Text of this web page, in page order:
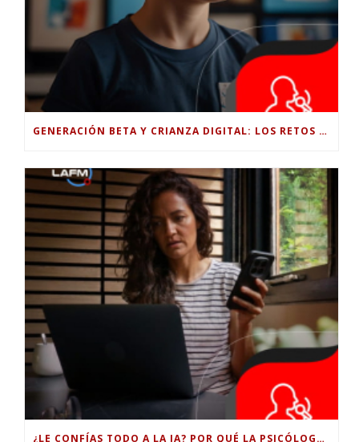
GENERACIÓN BETA Y CRIANZA DIGITAL: LOS RETOS DE CRIAR HIJOS EN LA ERA DE LA INTELIGENCIA ARTIFICIAL
¿LE CONFÍAS TODO A LA IA? POR QUÉ LA PSICÓLOGA DICE QUE ESO PUEDE COSTARTE TUS PROPIAS HABILIDADES